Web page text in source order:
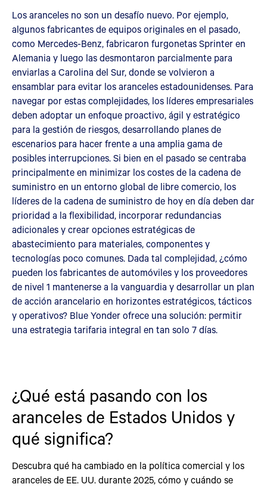
Los aranceles no son un desafío nuevo. Por ejemplo,
algunos fabricantes de equipos originales en el pasado,
como Mercedes-Benz, fabricaron furgonetas Sprinter en
Alemania y luego las desmontaron parcialmente para
enviarlas a Carolina del Sur, donde se volvieron a
ensamblar para evitar los aranceles estadounidenses. Para
navegar por estas complejidades, los líderes empresariales
deben adoptar un enfoque proactivo, ágil y estratégico
para la gestión de riesgos, desarrollando planes de
escenarios para hacer frente a una amplia gama de
posibles interrupciones. Si bien en el pasado se centraba
principalmente en minimizar los costes de la cadena de
suministro en un entorno global de libre comercio, los
líderes de la cadena de suministro de hoy en día deben dar
prioridad a la flexibilidad, incorporar redundancias
adicionales y crear opciones estratégicas de
abastecimiento para materiales, componentes y
tecnologías poco comunes. Dada tal complejidad, ¿cómo
pueden los fabricantes de automóviles y los proveedores
de nivel 1 mantenerse a la vanguardia y desarrollar un plan
de acción arancelario en horizontes estratégicos, tácticos
y operativos? Blue Yonder ofrece una solución: permitir
una estrategia tarifaria integral en tan solo 7 días.
¿Qué está pasando con los
aranceles de Estados Unidos y
qué significa?
Descubra qué ha cambiado en la política comercial y los
aranceles de EE. UU. durante 2025, cómo y cuándo se